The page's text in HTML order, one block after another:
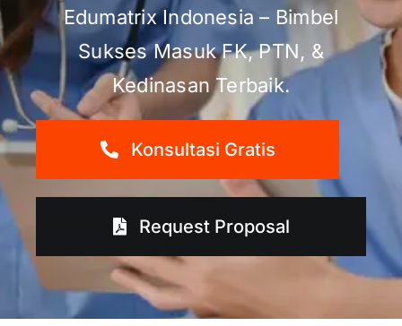
Edumatrix Indonesia – Bimbel
Sukses Masuk FK, PTN, &
Kedinasan Terbaik.
Konsultasi Gratis
Request Proposal